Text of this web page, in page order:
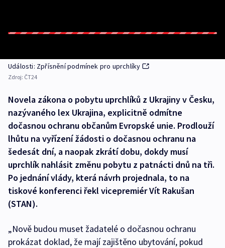
Události: Zpřísnění podmínek pro uprchlíky
Zdroj: ČT24
Novela zákona o pobytu uprchlíků z Ukrajiny v Česku,
nazývaného lex Ukrajina, explicitně odmítne
dočasnou ochranu občanům Evropské unie. Prodlouží
lhůtu na vyřízení žádosti o dočasnou ochranu na
šedesát dní, a naopak zkrátí dobu, dokdy musí
uprchlík nahlásit změnu pobytu z patnácti dnů na tři.
Po jednání vlády, která návrh projednala, to na
tiskové konferenci řekl vicepremiér Vít Rakušan
(STAN).
„Nově budou muset žadatelé o dočasnou ochranu
prokázat doklad, že mají zajištěno ubytování, pokud